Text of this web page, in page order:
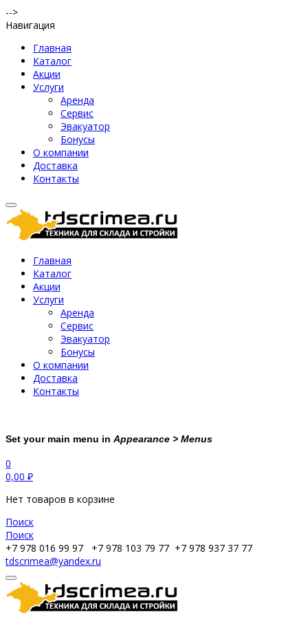
-->
Навигация
Главная
Каталог
Акции
Услуги
Аренда
Сервис
Эвакуатор
Бонусы
О компании
Доставка
Контакты
Главная
Каталог
Акции
Услуги
Аренда
Сервис
Эвакуатор
Бонусы
О компании
Доставка
Контакты
Set your main menu in Appearance > Menus
0
0,00 ₽
Нет товаров в корзине
Поиск
Поиск
+7 978 016 99 97
+7 978 103 79 77 +7 978 937 37 77
tdscrimea@yandex.ru